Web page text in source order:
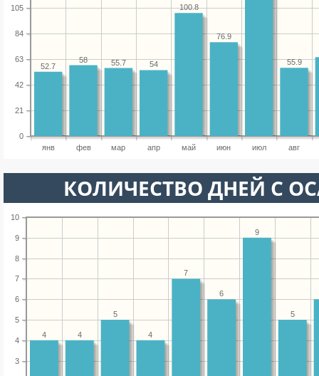
янв фев мар апр май июн июл авг
0
21
42
63
84
105
55.9
76.9
100.8
54
55.7
58
52.7
КОЛИЧЕСТВО ДНЕЙ С
3
4
5
6
7
8
9
10
5
9
6
7
4
5
4
4